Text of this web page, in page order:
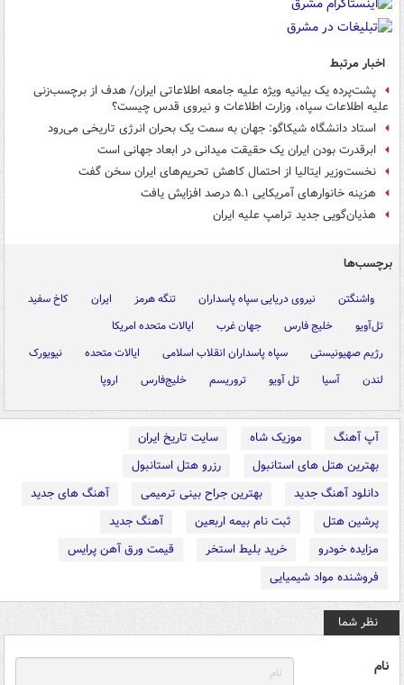
اخبار مرتبط
پشت‌پرده یک بیانیه ویژه علیه جامعه اطلاعاتی ایران/ هدف از برچسب‌زنی
علیه اطلاعات سپاه، وزارت اطلاعات و نیروی قدس چیست؟
استاد دانشگاه شیکاگو: جهان به سمت یک بحران انرژی تاریخی می‌رود
ابرقدرت بودن ایران یک حقیقت میدانی در ابعاد جهانی است
نخست‌وزیر ایتالیا از احتمال کاهش تحریم‌های ایران سخن گفت
هزینه خانوارهای آمریکایی ۵.۱ درصد افزایش یافت
هذیان‌گویی جدید ترامپ علیه ایران
برچسب‌ها
واشنگتن نیروی دریایی سپاه پاسداران تنگه هرمز ایران
کاخ سفید
تل‌آویو
خلیج فارس جهان غرب
ایالات متحده امریکا
رژیم صهیونیستی
سپاه پاسداران انقلاب اسلامی ایالات متحده
نیویورک
لندن
آسیا تل آویو تروریسم خلیج‌فارس اروپا
آپ آهنگ موزیک شاه
سایت تاریخ ایران
بهترین هتل های استانبول
رزرو هتل استانبول
دانلود آهنگ جدید
بهترین جراح بینی ترمیمی
آهنگ های جدید
پرشین هتل
ثبت نام بیمه اربعین
آهنگ جدید
مزایده خودرو
خرید بلیط استخر
قیمت ورق آهن پرایس
فروشنده مواد شیمیایی
نظر شما
نام